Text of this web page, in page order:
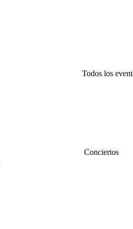
Todos los
Conciertos